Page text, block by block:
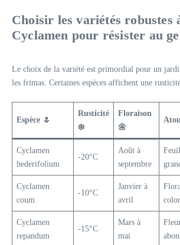
Choisir les variétés robustes
Cyclamen pour résister au
Le choix de la variété est primordial pour un
les frimas. Certaines espèces affichent une
Espèce 🌷
Rusticité
❄️
Floraison
🌼
Cyclamen
hederifolium
-20°C
Août à
septembre
Cyclamen
coum
-10°C
Janvier à
avril
Cyclamen
repandum
-15°C
Mars à
mai